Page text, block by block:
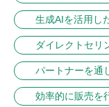
生成AIを活用し
ダイレクトセリ
パートナーを通
効率的に販売を